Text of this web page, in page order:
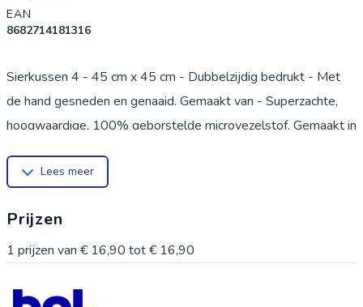
EAN
8682714181316
Sierkussen 4 - 45 cm x 45 cm - Dubbelzijdig bedrukt - Met
de hand gesneden en genaaid. Gemaakt van - Superzachte,
hoogwaardige, 100% geborstelde microvezelstof. Gemaakt in
heerlijke verfrissing voor uw stoel, terras of auto.
schadelijke kleurstoffen. Ritssluiting. MODERNE PRINTS -
Gedrukt met behulp van de modernste digitale
Lees meer
Prijzen
1 prijzen van € 16,90 tot€ 16,90